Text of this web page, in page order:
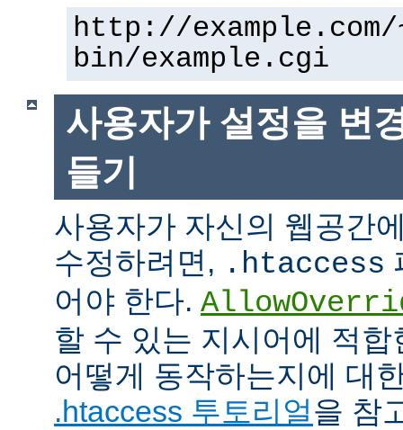
http://
bin/example.cgi
사용자가 설정을 변
들기
사용자가 자신의 웹공간
수정하려면, .htaccess
어야 한다.
할 수 있는 지시어에 적
어떻게 동작하는지에 대
.htaccess 투토리얼을 참